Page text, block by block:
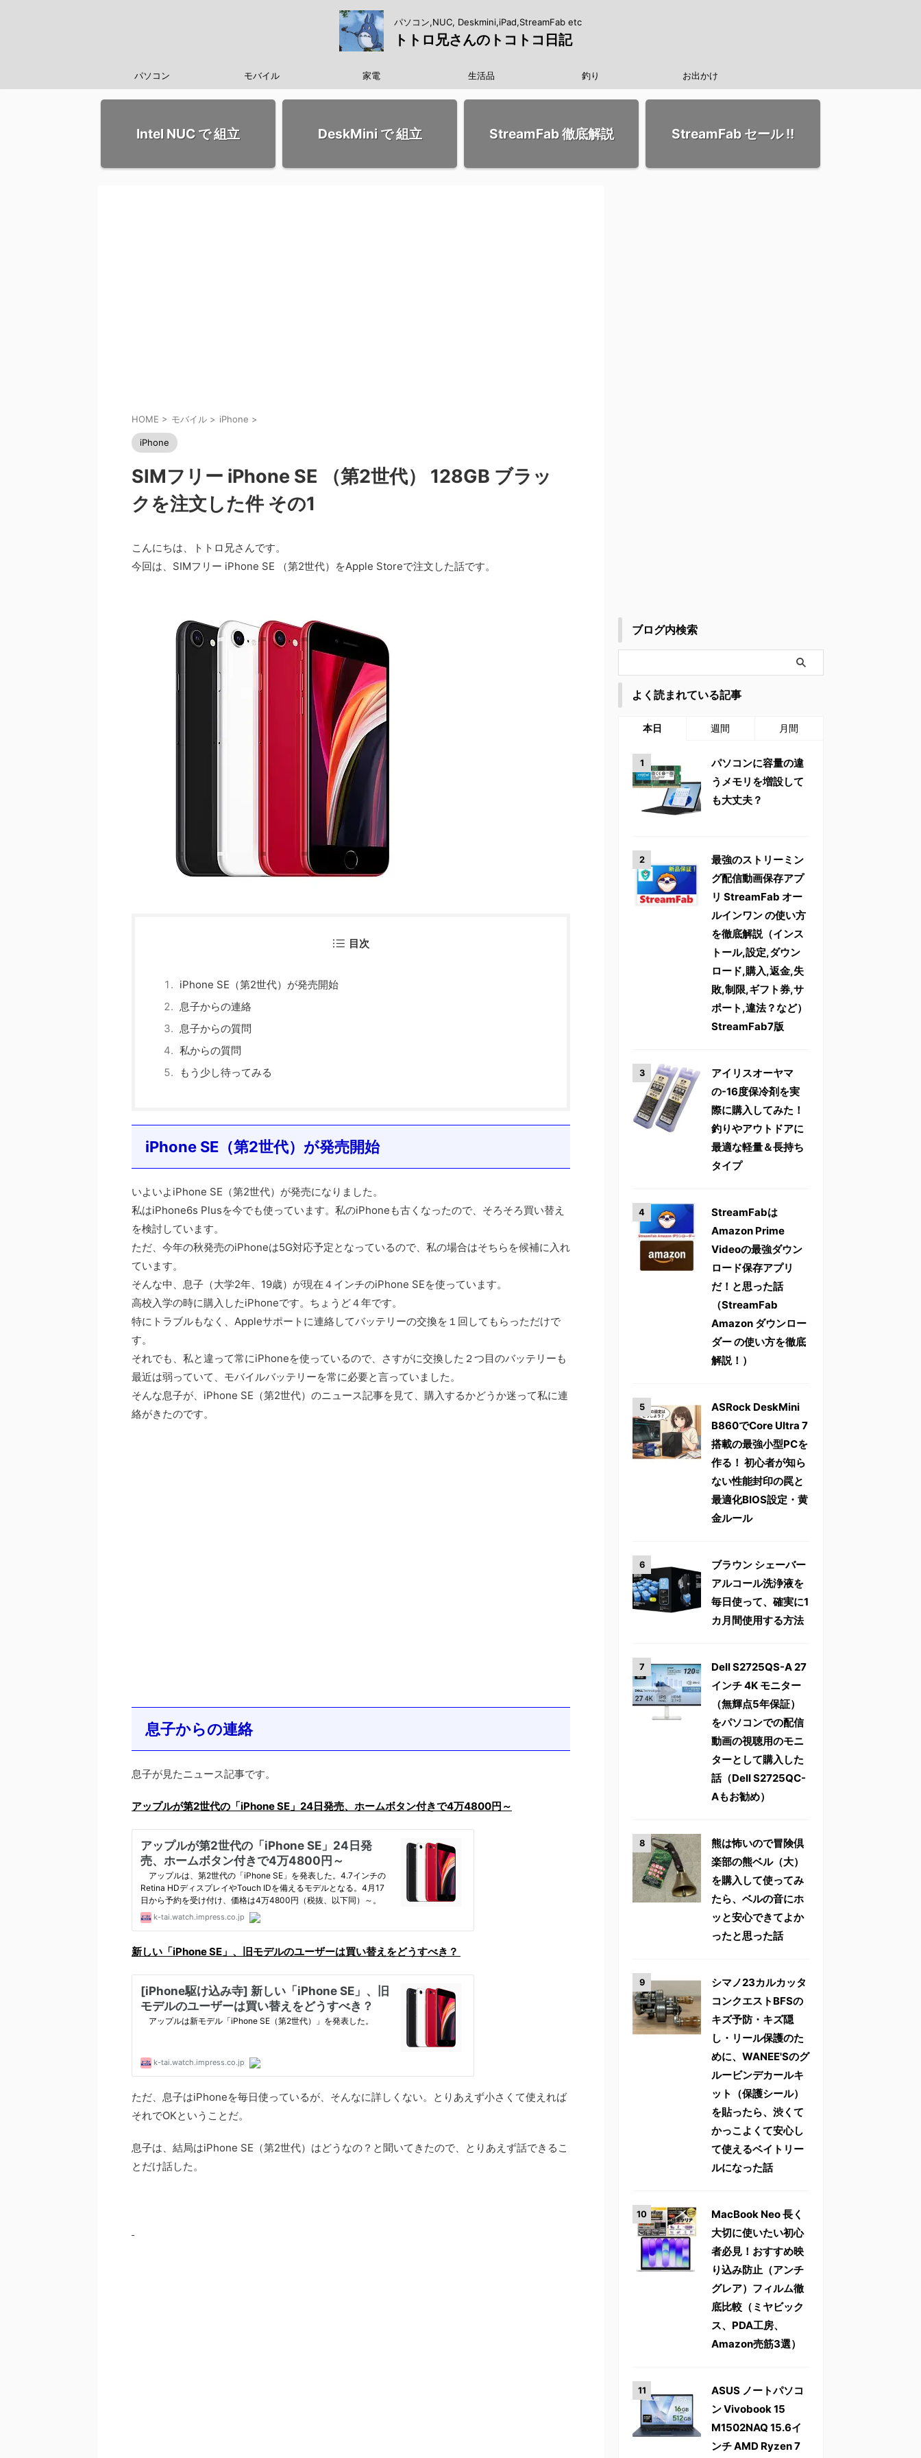
パソコン,NUC, Deskmini,iPad,StreamFab etc
トトロ兄さんのトコトコ日記
パソコン モバイル 家電 生活品 釣り お出かけ
Intel NUC で 組立 DeskMini で 組立 StreamFab 徹底解説 StreamFab セール !!
HOME > モバイル > iPhone >
iPhone
SIMフリー iPhone SE （第2世代） 128GB ブラッ
クを注文した件 その1
こんにちは、トトロ兄さんです。
今回は、SIMフリー iPhone SE （第2世代）をApple Storeで注文した話です。
目次
iPhone SE（第2世代）が発売開始
息子からの連絡
息子からの質問
私からの質問
もう少し待ってみる
iPhone SE（第2世代）が発売開始
いよいよiPhone SE（第2世代）が発売になりました。
私はiPhone6s Plusを今でも使っています。私のiPhoneも古くなったので、そろそろ買い替え
を検討しています。
ただ、今年の秋発売のiPhoneは5G対応予定となっているので、私の場合はそちらを候補に入れ
ています。
そんな中、息子（大学2年、19歳）が現在４インチのiPhone SEを使っています。
高校入学の時に購入したiPhoneです。ちょうど４年です。
特にトラブルもなく、Appleサポートに連絡してバッテリーの交換を１回してもらっただけで
す。
それでも、私と違って常にiPhoneを使っているので、さすがに交換した２つ目のバッテリーも
最近は弱っていて、モバイルバッテリーを常に必要と言っていました。
そんな息子が、iPhone SE（第2世代）のニュース記事を見て、購入するかどうか迷って私に連
絡がきたのです。
息子からの連絡
息子が見たニュース記事です。
アップルが第2世代の「iPhone SE」24日発売、ホームボタン付きで4万4800円～
新しい「iPhone SE」、旧モデルのユーザーは買い替えをどうすべき？
ただ、息子はiPhoneを毎日使っているが、そんなに詳しくない。とりあえず小さくて使えれば
それでOKということだ。
息子は、結局はiPhone SE（第2世代）はどうなの？と聞いてきたので、とりあえず話できるこ
とだけ話した。
ブログ内検索
よく読まれている記事
本日 週間 月間
パソコンに容量の違
うメモリを増設して
も大丈夫？
最強のストリーミン
グ配信動画保存アプ
リ StreamFab オー
ルインワン の使い方
を徹底解説（インス
トール,設定,ダウン
ロード,購入,返金,失
敗,制限,ギフト券,サ
ポート,違法？など）
StreamFab7版
アイリスオーヤマ
の-16度保冷剤を実
際に購入してみた！
釣りやアウトドアに
最適な軽量＆長持ち
タイプ
StreamFabは
Amazon Prime
Videoの最強ダウン
ロード保存アプリ
だ！と思った話
（StreamFab
Amazon ダウンロー
ダー の使い方を徹底
解説！）
ASRock DeskMini
B860でCore Ultra 7
搭載の最強小型PCを
作る！ 初心者が知ら
ない性能封印の罠と
最適化BIOS設定・黄
金ルール
ブラウン シェーバー
アルコール洗浄液を
毎日使って、確実に1
カ月間使用する方法
Dell S2725QS-A 27
インチ 4K モニター
（無輝点5年保証）
をパソコンでの配信
動画の視聴用のモニ
ターとして購入した
話（Dell S2725QC-
Aもお勧め）
熊は怖いので冒険倶
楽部の熊ベル（大）
を購入して使ってみ
たら、ベルの音にホ
ッと安心できてよか
ったと思った話
シマノ23カルカッタ
コンクエストBFSの
キズ予防・キズ隠
し・リール保護のた
めに、WANEE'Sのグ
ルービンデカールキ
ット（保護シール）
を貼ったら、渋くて
かっこよくて安心し
て使えるベイトリー
ルになった話
MacBook Neo 長く
大切に使いたい初心
者必見！おすすめ映
り込み防止（アンチ
グレア）フィルム徹
底比較（ミヤビック
ス、PDA工房、
Amazon売筋3選）
ASUS ノートパソコ
ン Vivobook 15
M1502NAQ 15.6イ
ンチ AMD Ryzen 7